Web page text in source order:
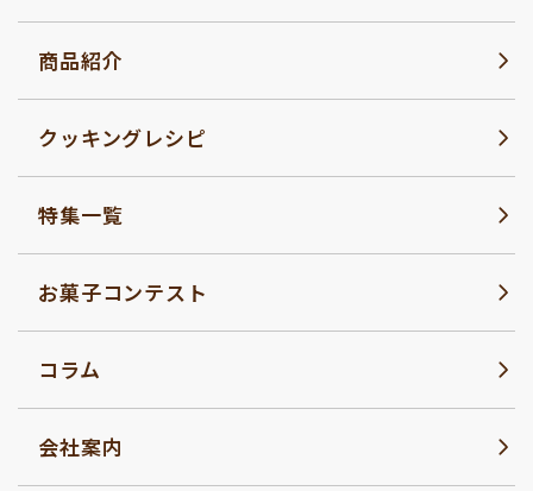
商品紹介
クッキングレシピ
特集一覧
お菓子コンテスト
コラム
会社案内